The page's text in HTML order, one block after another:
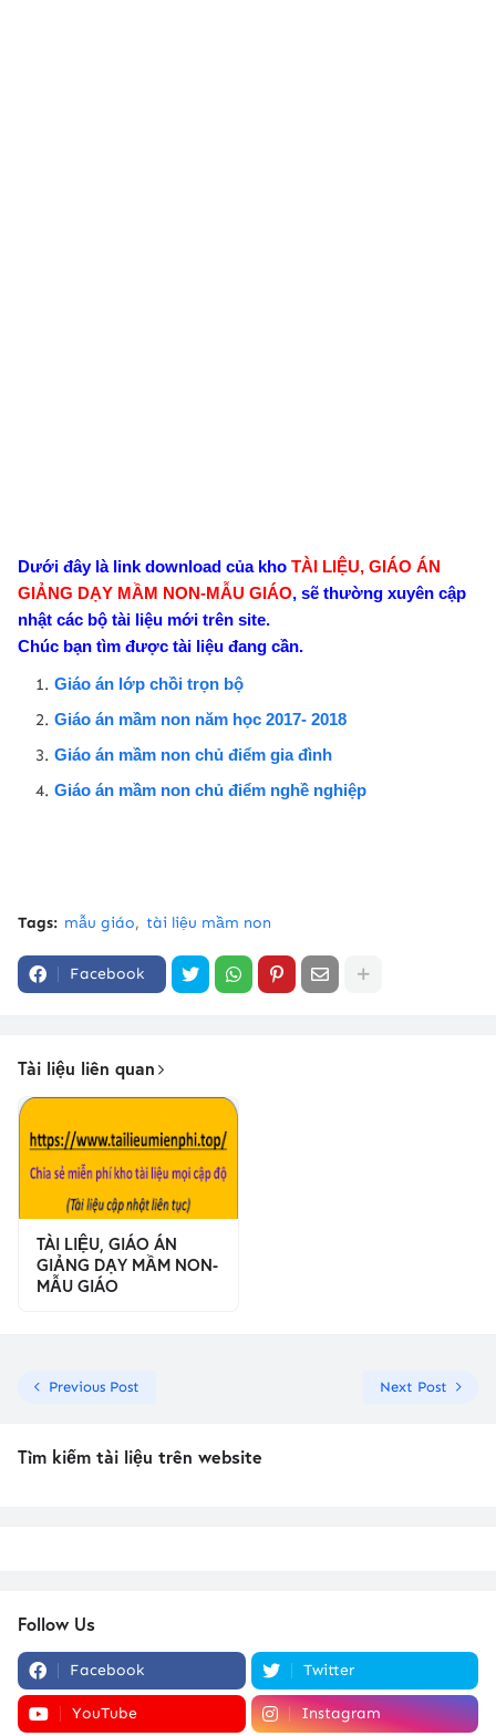
Dưới đây là link download của kho TÀI LIỆU, GIÁO ÁN
GIẢNG DẠY MẦM NON-MẪU GIÁO, sẽ thường xuyên cập
nhật các bộ tài liệu mới trên site.
Chúc bạn tìm được tài liệu đang cần.
Giáo án lớp chồi trọn bộ
Giáo án mầm non năm học 2017- 2018
Giáo án mầm non chủ điểm gia đình
Giáo án mầm non chủ điểm nghề nghiệp
Tags: mẫu giáo tài liệu mầm non
Facebook
Tài liệu liên quan
TÀI LIỆU, GIÁO ÁN
GIẢNG DẠY MẦM NON-
MẪU GIÁO
Previous Post Next Post
Tìm kiếm tài liệu trên website
Follow Us
Facebook Twitter
YouTube Instagram